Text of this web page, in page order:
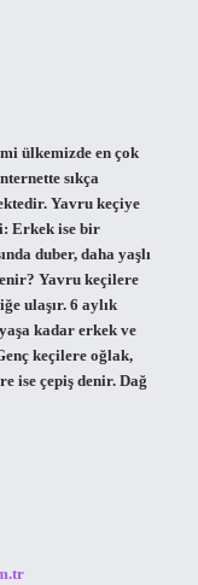
ülkemizde en çok
sıkça
Yavru keçiye
Erkek ise bir
duber, daha yaşlı
Yavru keçilere
ulaşır. 6 aylık
kadar erkek ve
keçilere oğlak,
ise çepiş denir. Dağ